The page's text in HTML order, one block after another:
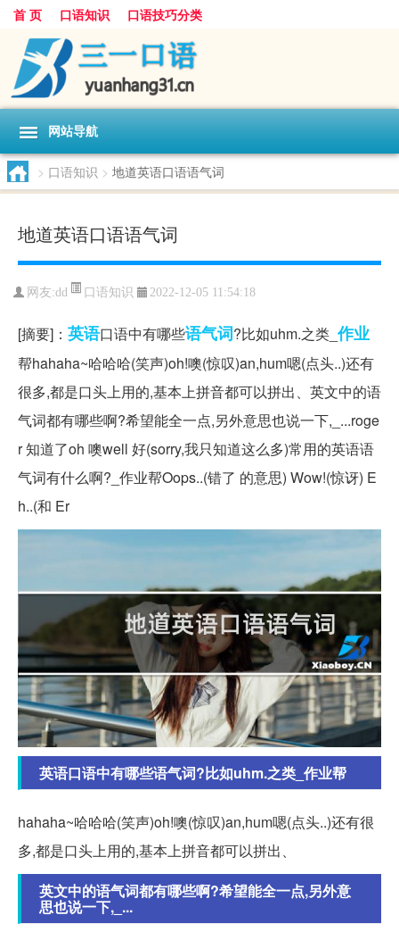
首 页 口语知识 口语技巧分类
网站导航
> 口语知识 > 地道英语口语语气词
地道英语口语语气词
网友:dd 口语知识 2022-12-05 11:54:18
[摘要]： 英语口语中有哪些语气词?比如uhm.之类_作业
帮hahaha~哈哈哈(笑声)oh!噢(惊叹)an,hum嗯(点头..)还有
很多,都是口头上用的,基本上拼音都可以拼出、英文中的语
气词都有哪些啊?希望能全一点,另外意思也说一下,_...roge
r 知道了oh 噢well 好(sorry,我只知道这么多)常用的英语语
气词有什么啊?_作业帮Oops..(错了 的意思) Wow!(惊讶) E
h..(和 Er
英语口语中有哪些语气词?比如uhm.之类_作业帮
hahaha~哈哈哈(笑声)oh!噢(惊叹)an,hum嗯(点头..)还有很
多,都是口头上用的,基本上拼音都可以拼出、
英文中的语气词都有哪些啊?希望能全一点,另外意
思也说一下,_...